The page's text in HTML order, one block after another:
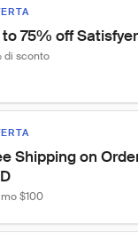
to 75% off
di sconto
Shipping on
$100